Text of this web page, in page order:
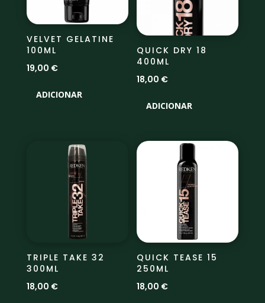
VELVET GELATINE
100ML
19,00 €
ADICIONAR
QUICK DRY 18
400ML
18,00 €
ADICIONAR
TRIPLE TAKE 32
300ML
18,00 €
QUICK TEASE 15
250ML
18,00 €